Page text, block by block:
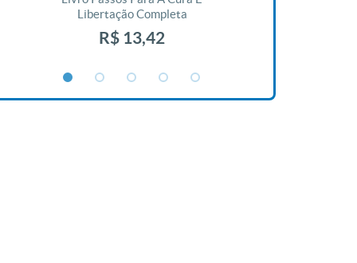
Libertação Completa
R$ 13,42